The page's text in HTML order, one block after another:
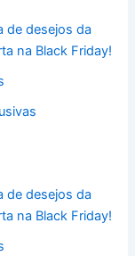
de desejos da
na Black Friday!
de desejos da
na Black Friday!